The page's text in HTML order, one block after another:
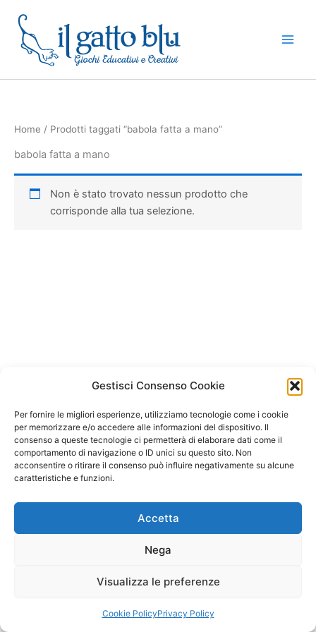
Gestisci Consenso Cookie
Per fornire le migliori esperienze, utilizziamo tecnologie come i cookie
per memorizzare e/o accedere alle informazioni del dispositivo. Il
consenso a queste tecnologie ci permetterà di elaborare dati come il
comportamento di navigazione o ID unici su questo sito. Non
acconsentire o ritirare il consenso può influire negativamente su alcune
caratteristiche e funzioni.
Accetta
Nega
Visualizza le preferenze
Cookie PolicyPrivacy Policy
contenuto
Home / Prodotti taggati “babola fatta a mano”
babola fatta a mano
Non è stato trovato nessun prodotto che
corrisponde alla tua selezione.
Copyright © 2026 Il Gatto Blu Giochi educativi Montessori e